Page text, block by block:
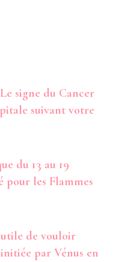
signe du Cancer
suivant votre
du 13 au 19
pour les Flammes
de vouloir
par Vénus en